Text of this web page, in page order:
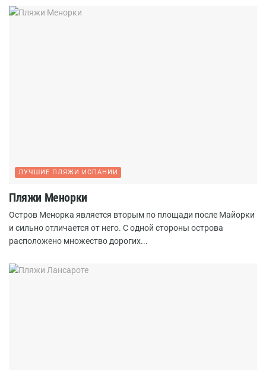
ЛУЧШИЕ ПЛЯЖИ ИСПАНИИ
Пляжи Менорки
Остров Менорка является вторым по площади после Майорки
и сильно отличается от него. С одной стороны острова
расположено множество дорогих...